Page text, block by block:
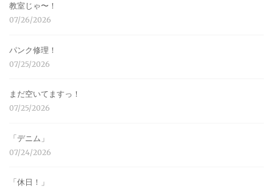
教室じゃ〜！
07/26/2026
パンク修理！
07/25/2026
まだ空いてますっ！
07/25/2026
「デニム」
07/24/2026
「休日！」